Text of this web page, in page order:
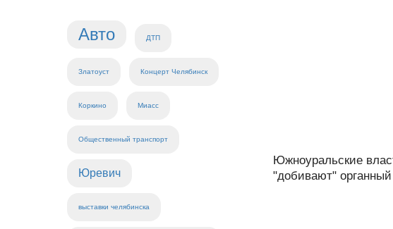
Авто ДТП
Златоуст Концерт Челябинск
Коркино Миасс
Общественный транспорт
Юревич
выставки челябинска
Южноуральские
"добивают"